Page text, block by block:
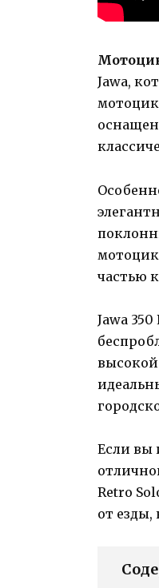
Jawa,
частью
Jawa
высокой
Если вы
Retro
от